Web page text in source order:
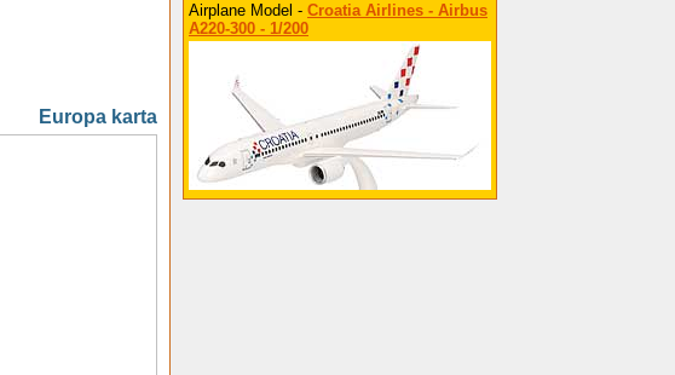
Europa karta
Airplane Model - Croatia Airlines - Airbus
A220-300 - 1/200